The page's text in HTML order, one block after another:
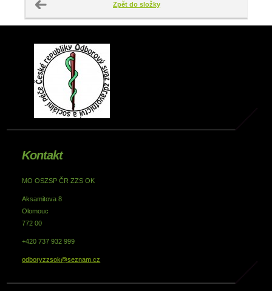
Zpět do složky
Kontakt
MO OSZSP ČR ZZS OK
Aksamitova 8
Olomouc
772 00
+420 737 932 999
odboryzzsok@seznam.cz